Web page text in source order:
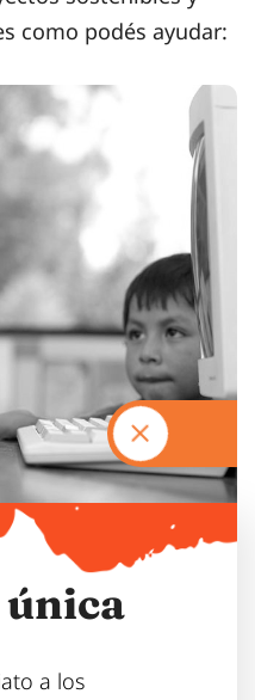
como podés ayudar:
única
a los